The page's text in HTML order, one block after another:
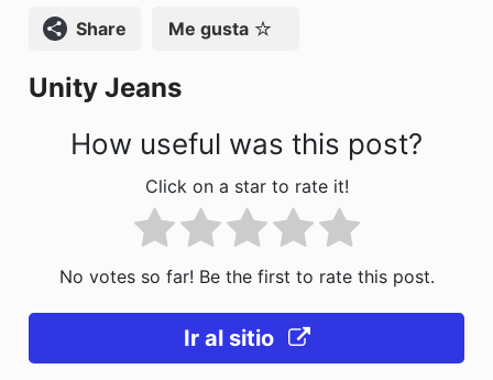
Compartir Me gusta
Unity Jeans
How useful was this post?
Click on a star to rate it!
No votes so far! Be the first to rate this post.
Ir al sitio